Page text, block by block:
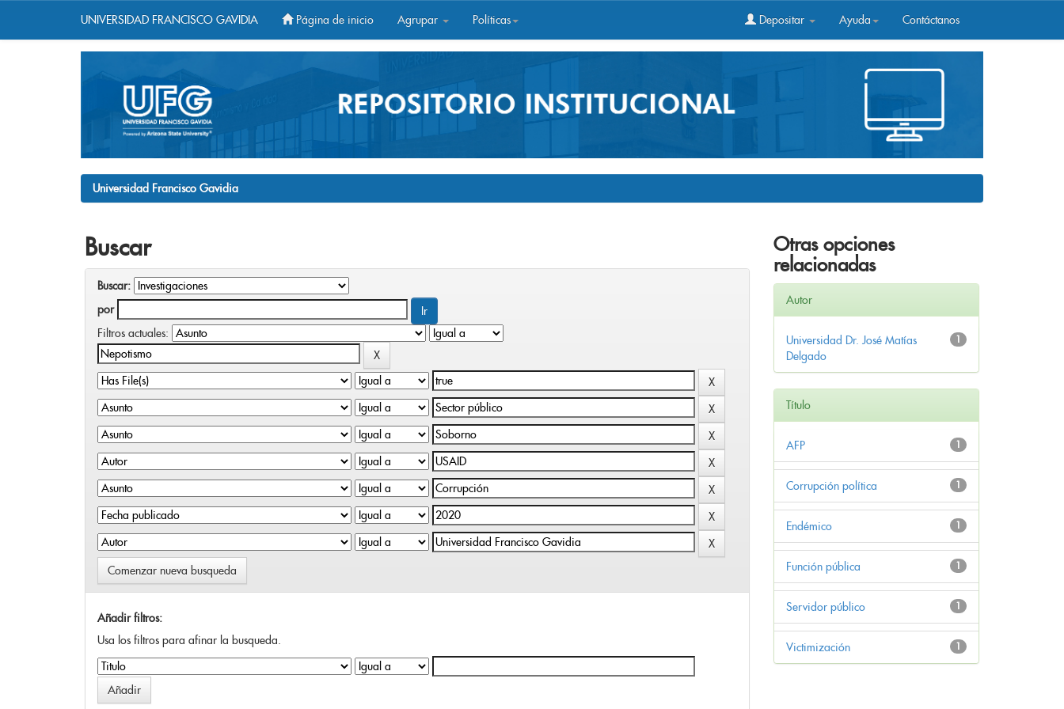
UNIVERSIDAD FRANCISCO GAVIDIA Página de inicio Agrupar Políticas Depositar Ayuda Contáctanos
Universidad Francisco Gavidia
Buscar
Buscar:
por
Filtros actuales:
Comenzar nueva busqueda
Añadir filtros:
Usa los filtros para afinar la busqueda.
Otras opciones
relacionadas
Autor
1
Universidad Dr. José Matías
Delgado
Título
1
AFP
1
Corrupción política
1
Endémico
1
Función pública
1
Servidor público
1
Victimización